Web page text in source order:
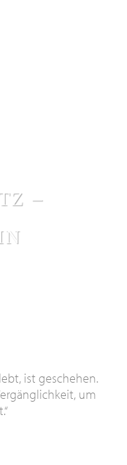
–
ist geschehen.
um